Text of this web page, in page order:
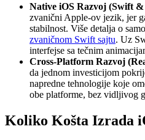
Native iOS Razvoj (Swift
zvanični Apple-ov jezik, jer
stabilnost. Više detalja o
zvaničnom Swift sajtu. Uz
interfejse sa tečnim
Cross-Platform Razvoj
da jednom investicijom
napredne tehnologije koje
obe platforme, bez vidljivog
Koliko Košta Izrada